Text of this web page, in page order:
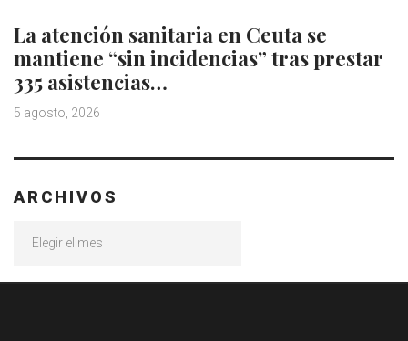
La atención sanitaria en Ceuta se
mantiene “sin incidencias” tras prestar
335 asistencias…
5 agosto, 2026
ARCHIVOS